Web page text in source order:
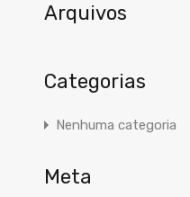
Arquivos
Categorias
Nenhuma categoria
Meta